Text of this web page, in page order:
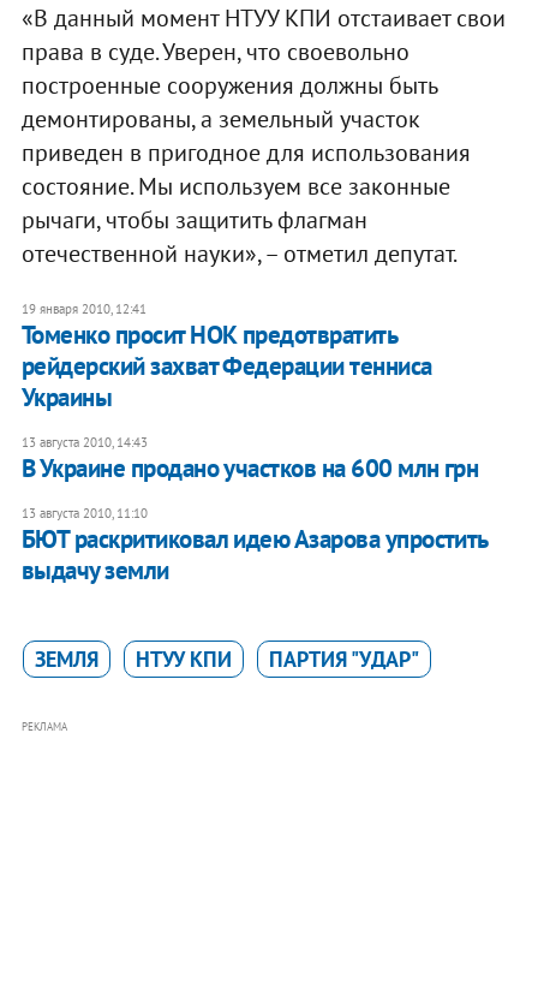
«В данный момент НТУУ КПИ отстаивает свои
права в суде. Уверен, что своевольно
построенные сооружения должны быть
демонтированы, а земельный участок
приведен в пригодное для использования
состояние. Мы используем все законные
рычаги, чтобы защитить флагман
отечественной науки», – отметил депутат.
19 января 2010, 12:41
Томенко просит НОК предотвратить
рейдерский захват Федерации тенниса
Украины
13 августа 2010, 14:43
В Украине продано участков на 600 млн грн
13 августа 2010, 11:10
БЮТ раскритиковал идею Азарова упростить
выдачу земли
ЗЕМЛЯ НТУУ КПИ ПАРТИЯ "УДАР"
РЕКЛАМА